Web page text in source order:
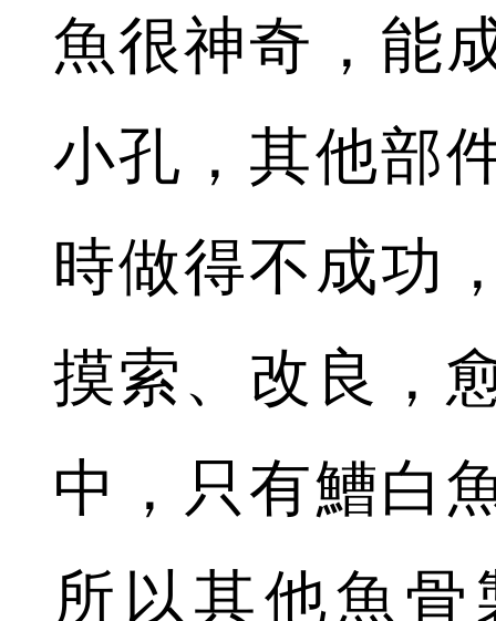
魚很神奇，能
小孔，其他部
時做得不成功
摸索、改良，
中，只有鰽白
所以其他魚